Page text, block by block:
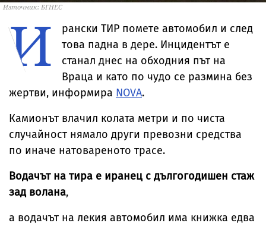
Източник: БГНЕС
И
рански ТИР помете автомобил и след
това падна в дере. Инцидентът е
станал днес на обходния път на
Враца и като по чудо се размина без
жертви, информира NOVA.
Камионът влачил колата метри и по чиста
случайност нямало други превозни средства
по иначе натовареното трасе.
Водачът на тира е иранец с дългогодишен стаж
зад волана,
а водачът на лекия автомобил има книжка едва